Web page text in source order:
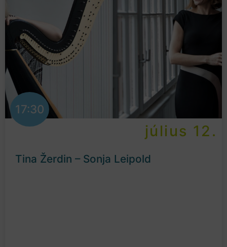
17:30
július 12.
Tina Žerdin – Sonja Leipold